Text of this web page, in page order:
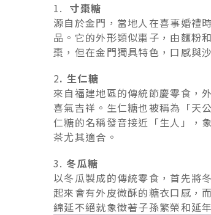
1. 寸棗糖
源自於金門，當地人在喜事婚禮
品。它的外形類似棗子，由麵粉
棗，但在金門獨具特色，口感與
2. 生仁糖
來自福建地區的傳統節慶零食，
喜氣吉祥。生仁糖也被稱為「天
仁糖的名稱發音接近「生人」，
茶尤其適合。
3. 冬瓜糖
以冬瓜製成的傳統零食，首先將
起來會有外皮微酥的糖衣口感，
綿延不絕就象徵著子孫繁榮和延